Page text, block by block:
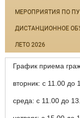
МЕРОПРИЯТИЯ ПО
ДИСТАНЦИОННОЕ
ЛЕТО 2026
График приема
вторник: с 11.00 до
среда: с 11.00 до